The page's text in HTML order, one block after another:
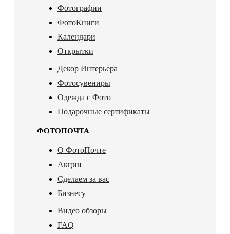
Фотографии
ФотоКниги
Календари
Открытки
Декор Интерьера
Фотосувениры
Одежда с Фото
Подарочные сертификаты
ФОТОПОЧТА
О ФотоПочте
Акции
Сделаем за вас
Бизнесу
Видео обзоры
FAQ